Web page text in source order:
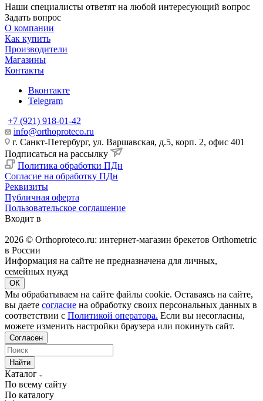
Наши специалисты ответят на любой интересующий вопрос
Задать вопрос
О компании
Как купить
Производители
Магазины
Контакты
Вконтакте
Telegram
+7 (921) 918-01-42
info@orthoproteco.ru
г. Санкт-Петербург, ул. Варшавская, д.5, корп. 2, офис 401
Подписаться на рассылку
Политика обработки ПДн
Согласие на обработку ПДн
Реквизиты
Публичная оферта
Пользовательское соглашение
Входит в
2026 © Orthoproteco.ru: интернет-магазин брекетов Orthometric
в России
Информация на сайте не предназначена для личных,
семейных нужд
ОК
Мы обрабатываем на сайте файлы cookie. Оставаясь на сайте,
вы даете согласие на обработку своих персональных данных в
соответствии с Политикой оператора. Если вы несогласны,
можете изменить настройки браузера или покинуть сайт.
Согласен
Найти
Каталог
По всему сайту
По каталогу